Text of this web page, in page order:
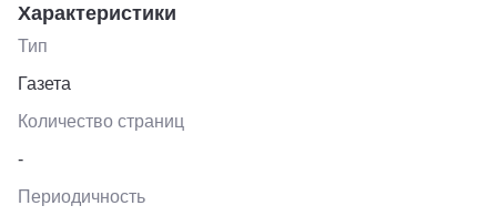
Характеристики
Тип
Газета
Количество страниц
-
Периодичность